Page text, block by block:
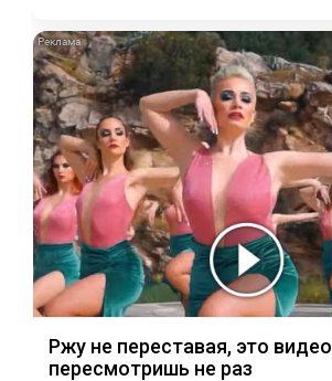
Ржу не переставая, это видео
пересмотришь не раз